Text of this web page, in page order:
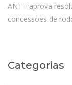
ANTT aprova
concessões de
Categorias